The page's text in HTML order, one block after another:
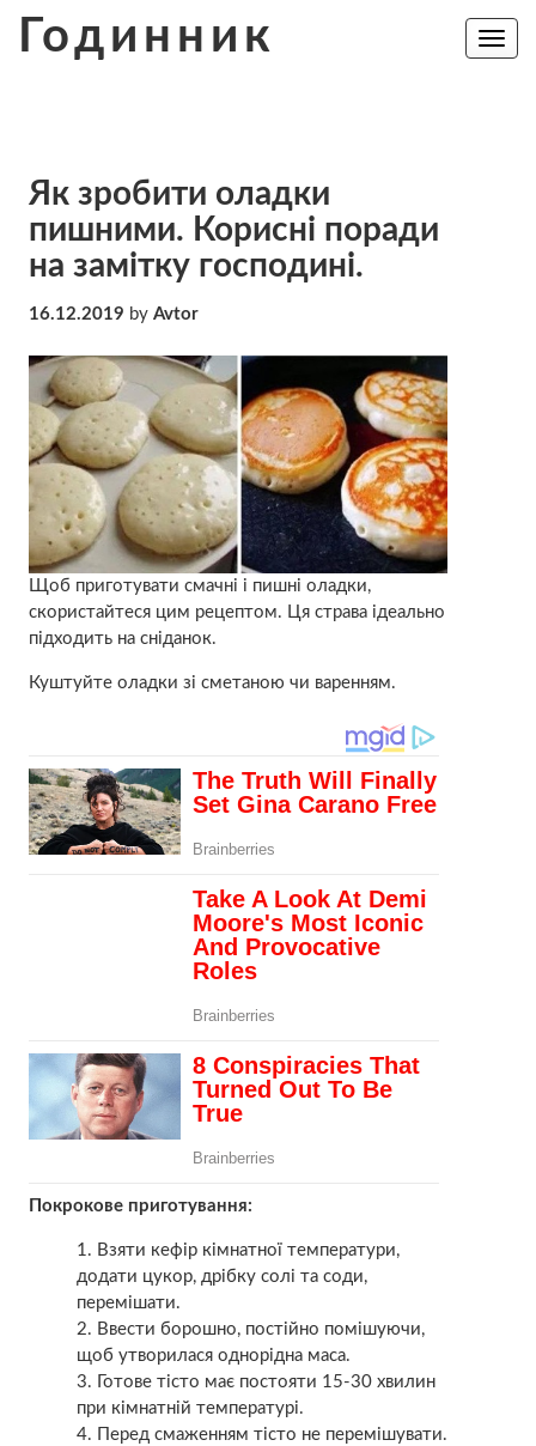
Годинник
Toggle
Як зробити оладки
пишними. Корисні поради
на замітку господині.
16.12.2019 by Avtor
Щоб приготувати смачні і пишні оладки,
скористайтеся цим рецептом. Ця страва ідеально
підходить на сніданок.
Куштуйте оладки зі сметаною чи варенням.
Покрокове приготування:
Взяти кефір кімнатної температури,
додати цукор, дрібку солі та соди,
перемішати.
Ввести борошно, постійно помішуючи,
щоб утворилася однорідна маса.
Готове тісто має постояти 15-30 хвилин
при кімнатній температурі.
Перед смаженням тісто не перемішувати.